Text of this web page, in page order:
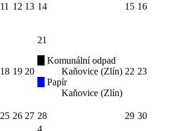
11 12 13 14 15 16
18 19 20
21
Komunální odpad
Kaňovice (Zlín)
Papír
Kaňovice (Zlín)
22 23
25 26 27 28 29 30
4